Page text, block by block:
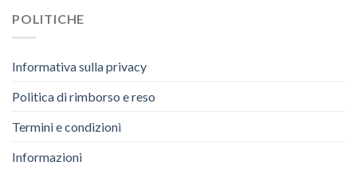
POLITICHE
Informativa sulla privacy
Politica di rimborso e reso
Termini e condizioni
Informazioni